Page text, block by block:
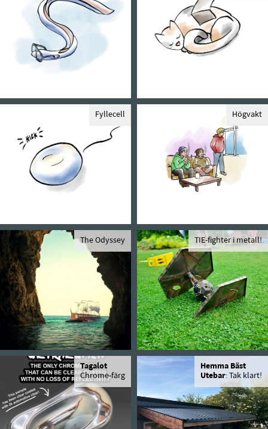
Fyllecell Högvakt
The Odyssey TIE-fighter i metall!
Tagalot
Chrome-färg
Hemma Bäst
Utebar: Tak klart!